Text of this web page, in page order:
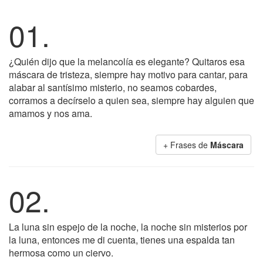
01.
¿Quién dijo que la melancolía es elegante? Quitaros esa
máscara de tristeza, siempre hay motivo para cantar, para
alabar al santísimo misterio, no seamos cobardes,
corramos a decírselo a quien sea, siempre hay alguien que
amamos y nos ama.
+ Frases de Máscara
02.
La luna sin espejo de la noche, la noche sin misterios por
la luna, entonces me di cuenta, tienes una espalda tan
hermosa como un ciervo.